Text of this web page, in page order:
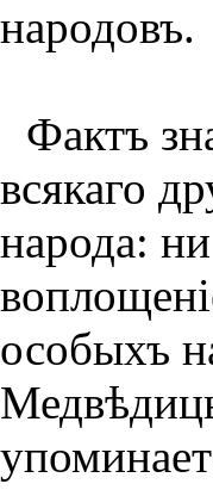
народовъ.
Фактъ
всякаго
народа:
особыхъ